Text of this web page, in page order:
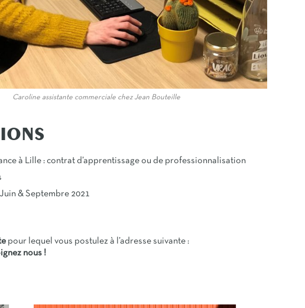
Caroline assistante commerciale chez Jean Bouteille
à Lille : contrat d’apprentissage ou de professionnalisation
& Septembre 2021
pour lequel vous postulez à l’adresse suivante :
nous !